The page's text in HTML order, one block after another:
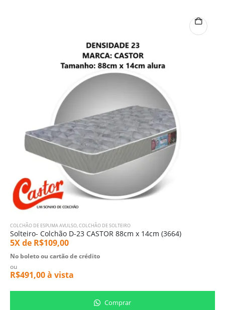
COLCHÃO DE ESPUMA AVULSO,COLCHÃO DE SOLTEIRO
Solteiro- Colchão D-23 CASTOR 88cm x 14cm (3664)
5X de R$109,00
No boleto ou cartão de crédito
ou
R$491,00à vista
Comprar